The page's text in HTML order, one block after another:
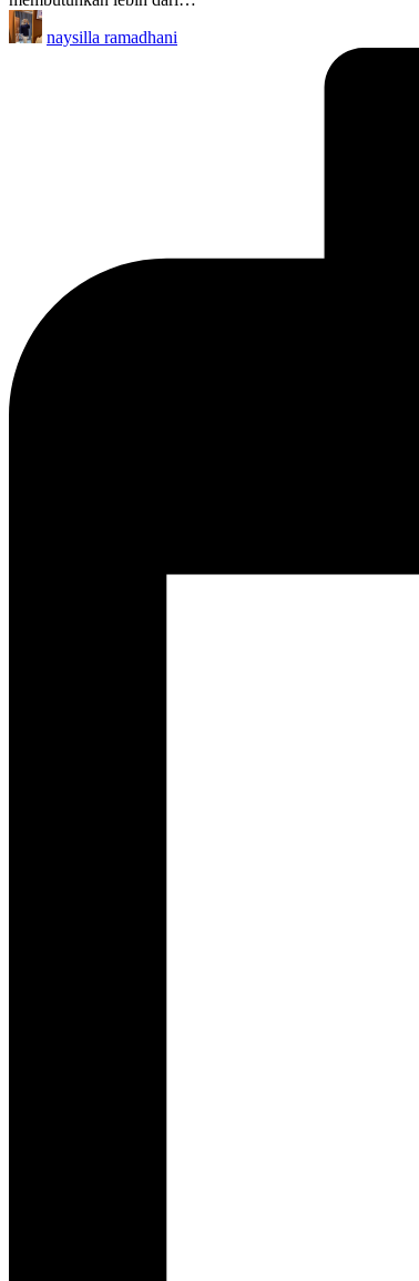
Posted
by
naysilla ramadhani